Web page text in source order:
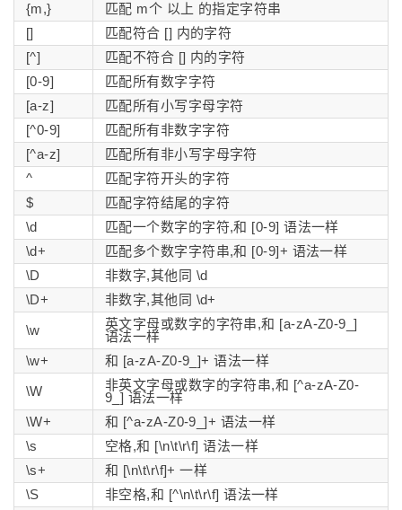
{m,}
匹配 m个 以上 的指定字符串
[]
匹配符合 [] 内的字符
[^]
匹配不符合 [] 内的字符
[0-9]
匹配所有数字字符
[a-z]
匹配所有小写字母字符
[^0-9]
匹配所有非数字字符
[^a-z]
匹配所有非小写字母字符
^
匹配字符开头的字符
$
匹配字符结尾的字符
\d
匹配一个数字的字符,和 [0-9] 语法一样
\d+
匹配多个数字字符串,和 [0-9]+ 语法一样
\D
非数字,其他同 \d
\D+
非数字,其他同 \d+
\w
英文字母或数字的字符串,和 [a-zA-Z0-9_]
语法一样
\w+
和 [a-zA-Z0-9_]+ 语法一样
\W
非英文字母或数字的字符串,和 [^a-zA-Z0-
9_] 语法一样
\W+
和 [^a-zA-Z0-9_]+ 语法一样
\s
空格,和 [\n\t\r\f] 语法一样
\s+
和 [\n\t\r\f]+ 一样
\S
非空格,和 [^\n\t\r\f] 语法一样